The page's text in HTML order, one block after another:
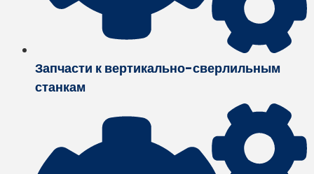
Запчасти к вертикально-сверлильным
станкам